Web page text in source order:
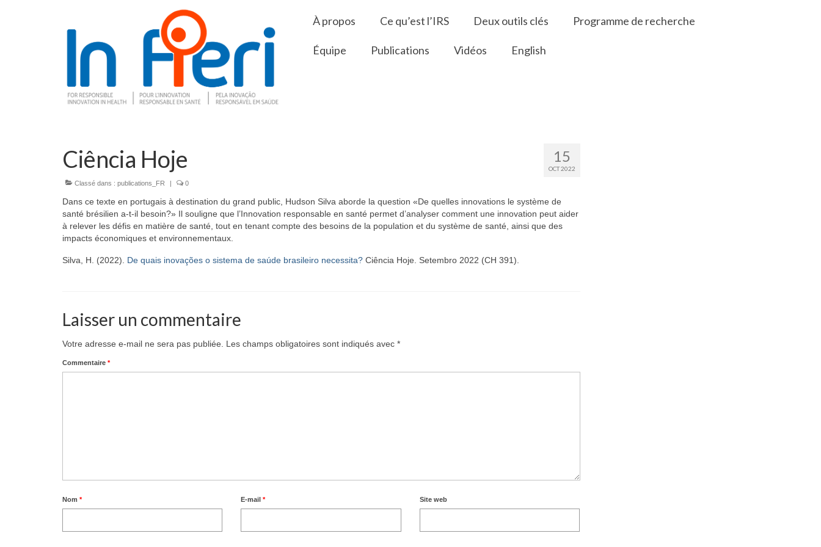
À propos Ce qu’est l’IRS Deux outils clés Programme de recherche
Équipe Publications Vidéos English
15
OCT 2022
Ciência Hoje
Classé dans : publications_FR | 0
Dans ce texte en portugais à destination du grand public, Hudson Silva aborde la question «De quelles innovations le système de
santé brésilien a-t-il besoin?» Il souligne que l’Innovation responsable en santé permet d’analyser comment une innovation peut aider
à relever les défis en matière de santé, tout en tenant compte des besoins de la population et du système de santé, ainsi que des
impacts économiques et environnementaux.
Silva, H. (2022). De quais inovações o sistema de saúde brasileiro necessita? Ciência Hoje. Setembro 2022 (CH 391).
Laisser un commentaire
Votre adresse e-mail ne sera pas publiée. Les champs obligatoires sont indiqués avec *
Commentaire *
Nom * E-mail* Site web